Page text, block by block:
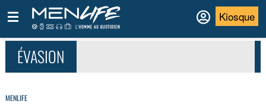
Kiosque
ÉVASION
MENLIFE